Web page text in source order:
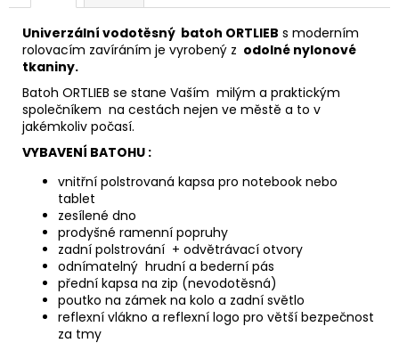
Univerzální vodotěsný batoh ORTLIEB s moderním
rolovacím zavíráním je vyrobený z odolné nylonové
tkaniny.
Batoh ORTLIEB se stane Vaším milým a praktickým
společníkem na cestách nejen ve městě a to v
jakémkoliv počasí.
VYBAVENÍ BATOHU :
vnitřní polstrovaná kapsa pro notebook nebo
tablet
zesílené dno
prodyšné ramenní popruhy
zadní polstrování + odvětrávací otvory
odnímatelný hrudní a bederní pás
přední kapsa na zip (nevodotěsná)
poutko na zámek na kolo a zadní světlo
reflexní vlákno a reflexní logo pro větší bezpečnost
za tmy